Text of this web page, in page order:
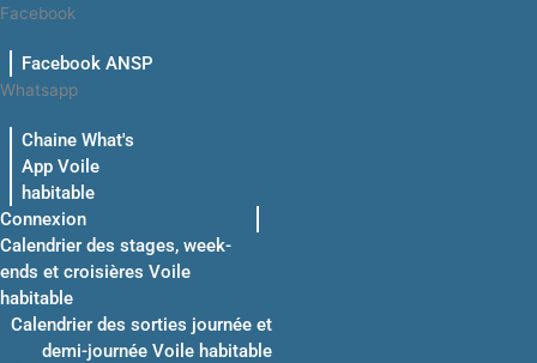
Aller
contenu
Facebook
Facebook ANSP
Whatsapp
Chaine What's
App Voile
habitable
Connexion
Calendrier des stages, week-
ends et croisières Voile
habitable
Calendrier des sorties journée et
demi-journée Voile habitable